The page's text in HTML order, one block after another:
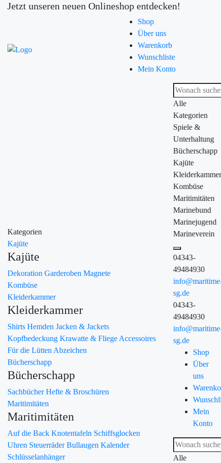
Jetzt unseren neuen Onlineshop entdecken!
Shop
Über uns
Warenkorb
Wunschliste
Mein Konto
Kategorien
Kajüte
Kajüte
Dekoration Garderoben Magnete
Kombüse
Kleiderkammer
Kleiderkammer
Shirts Hemden Jacken & Jackets
Kopfbedeckung Krawatte & Fliege Accessoires
Für die Lütten Abzeichen
Bücherschapp
Bücherschapp
SachbücherHefte & Broschüren
Maritimitäten
Maritimitäten
Auf die Back Knotentafeln Schiffsglocken
Uhren SteuerräderBullaugen Kalender
Schlüsselanhänger
Alle
Kategorien
Spiele &
Unterhaltung
Bücherschapp
Kajüte
Kleiderkammer
Kombüse
Maritimitäten
Marinebund
Marinejugend
Marineverein
04343-
49484930
sg.de
04343-
49484930
sg.de
Shop
Über
uns
Mein
Konto
Alle